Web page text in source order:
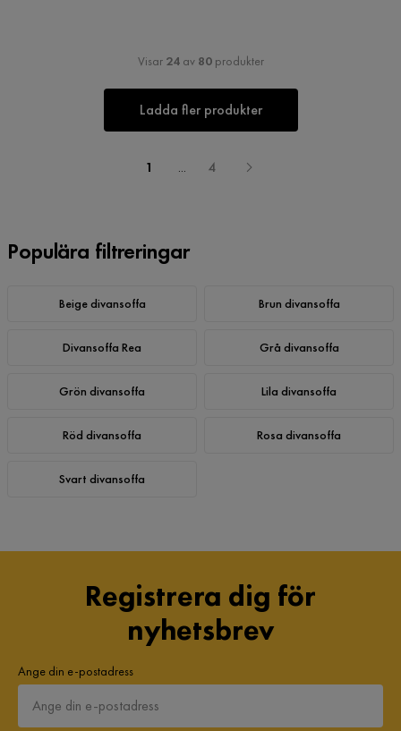
Visar 24av 80produkter
Ladda fler produkter
1 ... 4
Populära filtreringar
Beige divansoffa Brun divansoffa
Divansoffa Rea Grå divansoffa
Grön divansoffa Lila divansoffa
Röd divansoffa Rosa divansoffa
Svart divansoffa
Registrera dig för
nyhetsbrev
Ange din e-postadress